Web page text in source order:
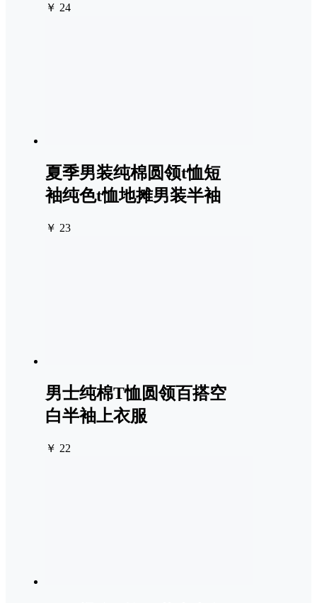
￥ 24
夏季男装纯棉圆领t恤短
袖纯色t恤地摊男装半袖
￥ 23
男士纯棉T恤圆领百搭空
白半袖上衣服
￥ 22